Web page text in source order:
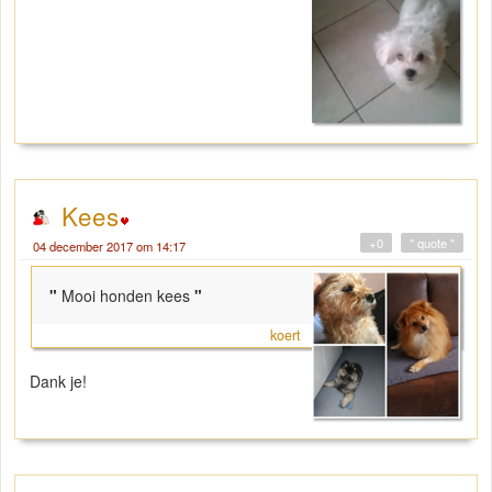
Kees
04 december 2017 om 14:17 " quote "
+0
" Mooi honden kees "
koert
Dank je!